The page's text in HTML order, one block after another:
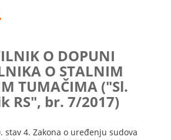
O DOPUNI
O STALNIM
TUMAČIMA ("Sl.
RS", br. 7/2017)
stav 4. Zakona o uređenju sudova